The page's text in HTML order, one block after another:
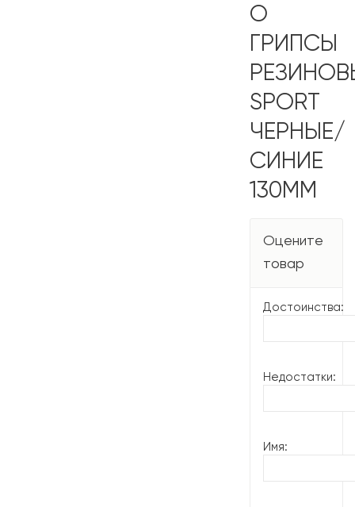
О
ГРИПСЫ
SPORT
ЧЕРНЫЕ/
СИНИЕ
130ММ
Оцените
товар
Достоинства:
Недостатки:
Имя: